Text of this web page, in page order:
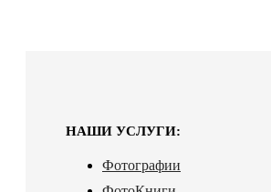
НАШИ УСЛУГИ:
Фотографии